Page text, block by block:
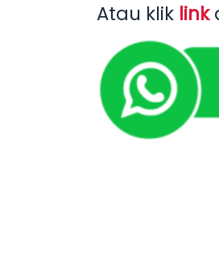
Atau klik link